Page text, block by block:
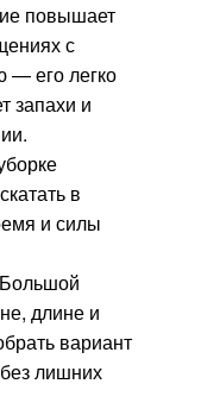
повышает
с
— его легко
запахи и
в
и силы
Большой
длине и
вариант
лишних